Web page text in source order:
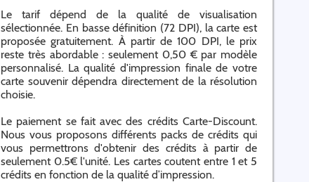
Le tarif dépend de la qualité de visualisation
sélectionnée. En basse définition (72 DPI), la carte est
proposée gratuitement. À partir de 100 DPI, le prix
reste très abordable : seulement 0,50 € par modèle
personnalisé. La qualité d'impression finale de votre
carte souvenir dépendra directement de la résolution
choisie.
Le paiement se fait avec des crédits Carte-Discount.
Nous vous proposons différents packs de crédits qui
vous permettrons d'obtenir des crédits à partir de
seulement 0.5€ l'unité. Les cartes coutent entre 1 et 5
crédits en fonction de la qualité d’impression.